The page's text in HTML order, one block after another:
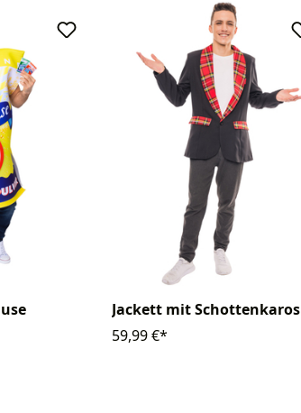
Jackett mit Schottenkaros
59,99 €*